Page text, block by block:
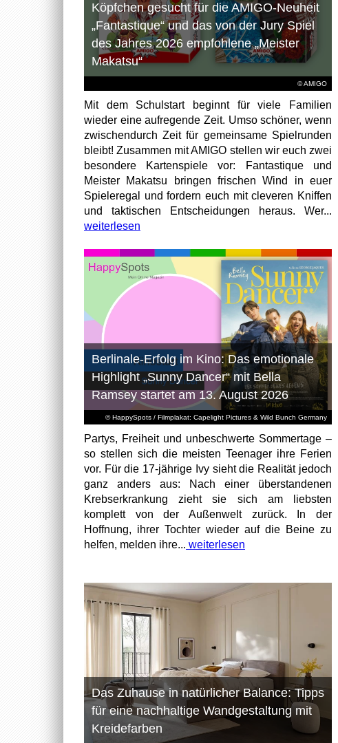
© AMIGO
Köpfchen gesucht für die AMIGO-Neuheit
„Fantastique“ und das von der Jury Spiel
des Jahres 2026 empfohlene „Meister
Makatsu“
Mit dem Schulstart beginnt für viele Familien
wieder eine aufregende Zeit. Umso schöner, wenn
zwischendurch Zeit für gemeinsame Spielrunden
bleibt! Zusammen mit AMIGO stellen wir euch zwei
besondere Kartenspiele vor: Fantastique und
Meister Makatsu bringen frischen Wind in euer
Spieleregal und fordern euch mit cleveren Kniffen
und taktischen Entscheidungen heraus. Wer...
weiterlesen
© HappySpots / Filmplakat: Capelight Pictures & Wild Bunch Germany
Berlinale-Erfolg im Kino: Das emotionale
Highlight „Sunny Dancer“ mit Bella
Ramsey startet am 13. August 2026
Partys, Freiheit und unbeschwerte Sommertage –
so stellen sich die meisten Teenager ihre Ferien
vor. Für die 17-jährige Ivy sieht die Realität jedoch
ganz anders aus: Nach einer überstandenen
Krebserkrankung zieht sie sich am liebsten
komplett von der Außenwelt zurück. In der
Hoffnung, ihrer Tochter wieder auf die Beine zu
helfen, melden ihre... weiterlesen
Das Zuhause in natürlicher Balance: Tipps
für eine nachhaltige Wandgestaltung mit
Kreidefarben